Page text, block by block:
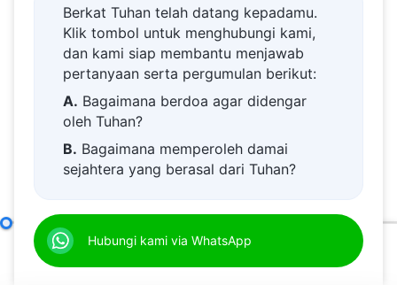
apa dasar dan standar yang kami gunakan untuk
memandang orang dan hal-hal.) Benar. Engkau
harus memulai dengan melihat secara jelas
apakah ada sesuatu dalam pandanganmu
sebelumnya tentang orang dan hal-hal, atau
dalam perilaku dan tindakanmu yang
telah Kupersekutukan hari ini. Renungkanlah apa
dasar dari perspektif dan pandangan yang
Berkat Tuhan telah datang kepadamu.
Klik tombol untuk menghubungi kami,
dan kami siap membantu menjawab
pertanyaan serta pergumulan berikut:
A. Bagaimana berdoa agar didengar
oleh Tuhan?
B. Bagaimana memperoleh damai
sejahtera yang berasal dari Tuhan?
D.
dekat kepada Tuhan.
E.Bagaimana menyambut kedatangan
Hubungi kami via WhatsApp